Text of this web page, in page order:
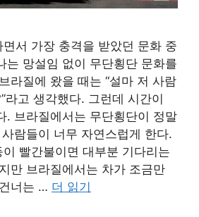
면서 가장 충격을 받았던 문화 중
는 망설임 없이 무단횡단 문화를
라질에 왔을 때는 “설마 저 사람
라고 생각했다. 그런데 시간이
. 브라질에서는 무단횡단이 정말
람들이 너무 자연스럽게 한다.
빨간불이면 대부분 기다리는
만 브라질에서는 차가 조금만
너는 … 더 읽기